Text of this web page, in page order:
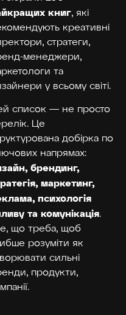
книг, які
креативні
стратеги,
менеджери,
та
у всьому світі.
список — не просто
Це
добірка по
напрямах:
брендинг,
маркетинг,
психологія
та комунікація.
що треба, щоб
розуміти як
сильні
продукти,